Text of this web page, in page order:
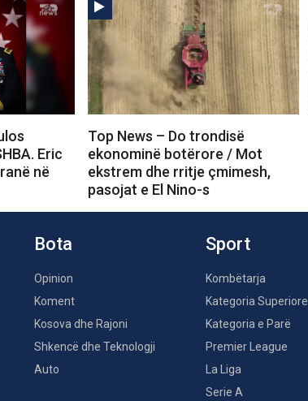
Eric
në
Top News – Do trondisë
ekonominë botërore / Mot
ekstrem dhe rritje çmimesh,
pasojat e El Nino-s
Bota
Opinion
Koment
Kosova dhe Rajoni
Shkencë dhe Teknologji
Auto
Sport
Kombëtarja
Kategoria Superiore
Kategoria e Parë
Premier League
La Liga
Serie A